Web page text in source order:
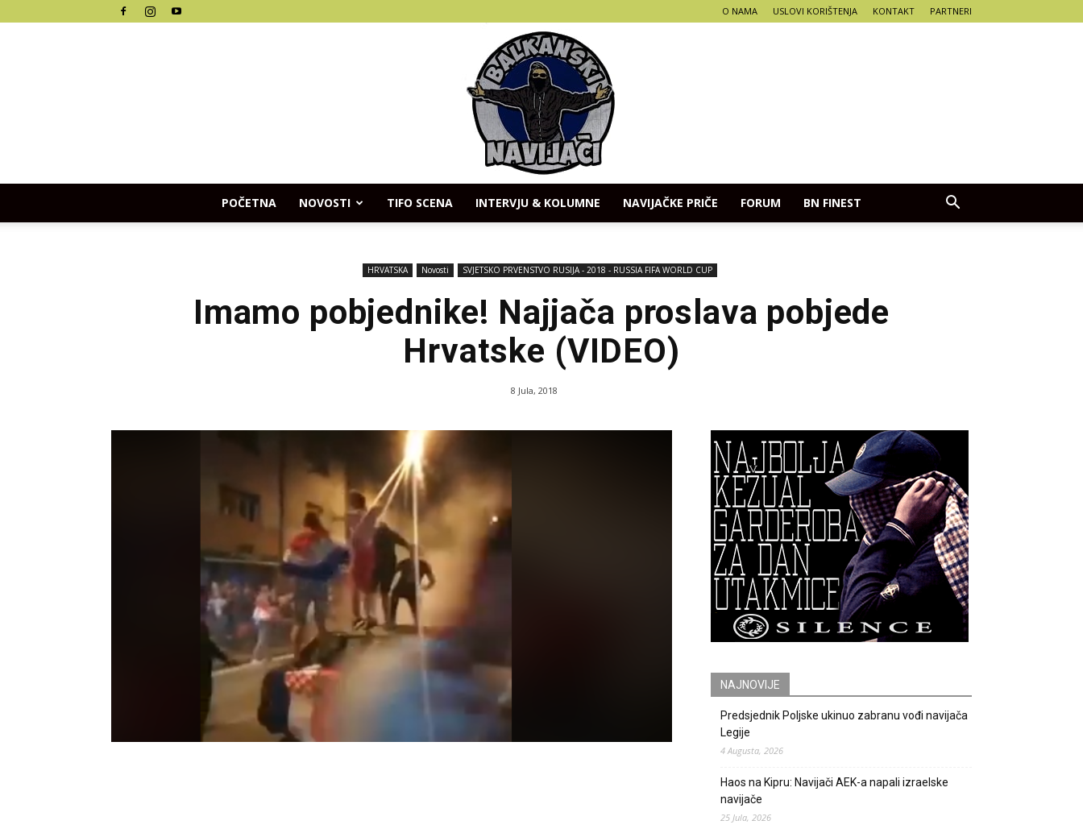
O NAMA USLOVI KORIŠTENJA KONTAKT PARTNERI
Navijaci
POČETNA NOVOSTI TIFO SCENA INTERVJU & KOLUMNE NAVIJAČKE PRIČE FORUM BN FINEST
HRVATSKA Novosti SVJETSKO PRVENSTVO RUSIJA - 2018 - RUSSIA FIFA WORLD CUP
Imamo pobjednike! Najjača proslava pobjede
Hrvatske (VIDEO)
8 Jula, 2018
NAJNOVIJE
Predsjednik Poljske ukinuo zabranu vođi navijača
Legije
4 Augusta, 2026
Haos na Kipru: Navijači AEK-a napali izraelske
navijače
25 Jula, 2026